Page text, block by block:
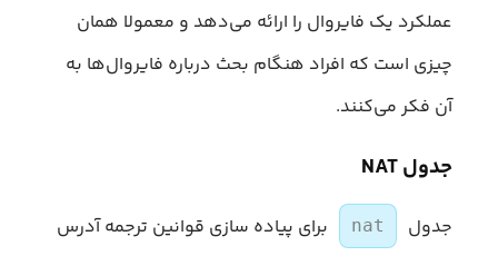
عملکرد یک فایروال را ارائه می‌دهد و معمولا همان
چیزی است که افراد هنگام بحث درباره فایروال‌ها به
آن فکر می‌کنند.
جدول NAT
جدول nat
برای پیاده سازی قوانین ترجمه آدرس